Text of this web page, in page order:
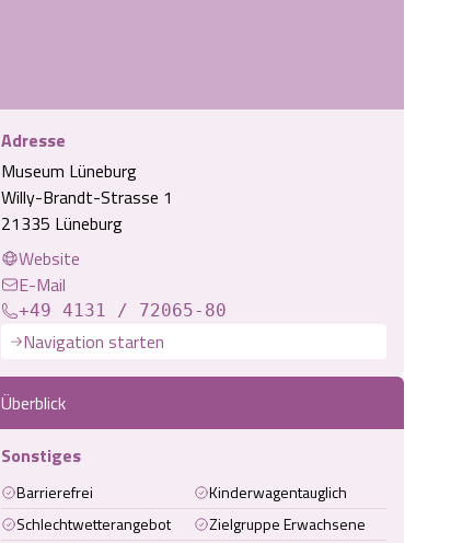
Adresse
Museum Lüneburg
Willy-Brandt-Strasse 1
21335 Lüneburg
Website
E-Mail
+49 4131 / 72065-80
Navigation starten
Überblick
Sonstiges
Barrierefrei
Kinderwagentauglich
Schlechtwetterangebot
Zielgruppe Erwachsene